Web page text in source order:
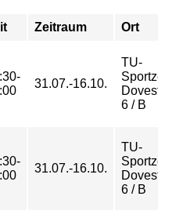
Zeitraum Ort
31.07.-16.10.
TU-
6 / B
31.07.-16.10.
TU-
6 / B